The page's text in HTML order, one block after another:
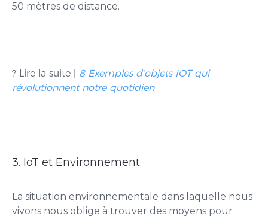
50 mètres de distance.
? Lire la suite | 8 Exemples d’objets IOT qui
révolutionnent notre quotidien
3. IoT et Environnement
La situation environnementale dans laquelle nous
vivons nous oblige à trouver des moyens pour